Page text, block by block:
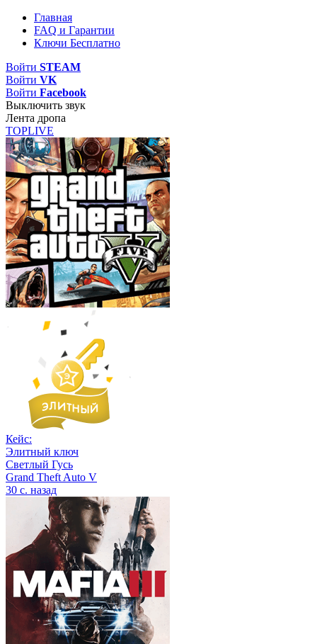
Главная
FAQ и Гарантии
Ключи Бесплатно
Войти STEAM
Войти VK
Войти Facebook
Выключить звук
Лента дропа
TOPLIVE
Кейс:
Элитный ключ
Светлый Гусь
Grand Theft Auto V
30 с. назад